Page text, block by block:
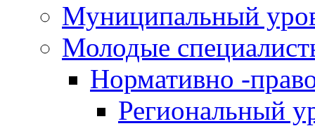
Муниципальный
Молодые
Нормативно -
Региональный